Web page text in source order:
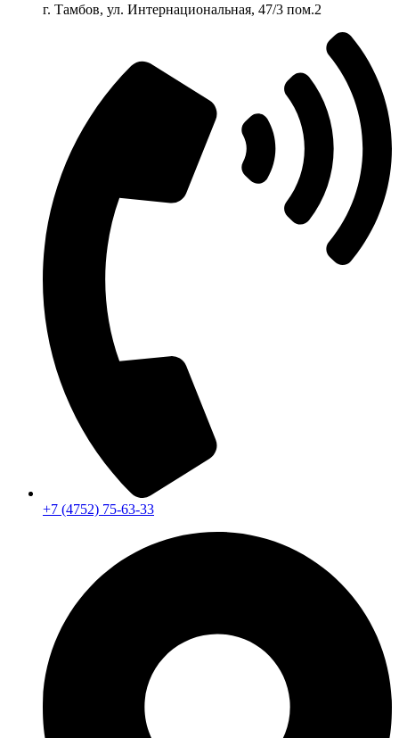
г. Тамбов, ул. Интернациональная, 47/3 пом.2
+7 (4752) 75-63-33